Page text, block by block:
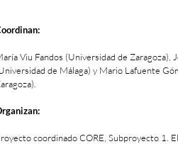
Viu Fandos (Universidad de Zaragoza),
de Málaga) y Mario Lafuente
coordinado CORE, Subproyecto 1.